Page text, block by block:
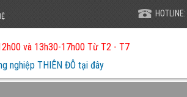
HOTLINE:
và 13h30-17h00 Từ T2 - T7
nghiệp THIÊN ĐÔ tại đây